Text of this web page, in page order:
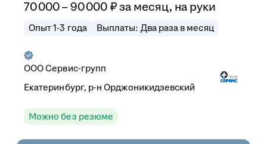
70 000–90 000 ₽ за месяц, на руки
Опыт 1-3 года Выплаты: Два раза в месяц
ОООСервис-групп
Екатеринбург, р-н Орджоникидзевский
Можно без резюме